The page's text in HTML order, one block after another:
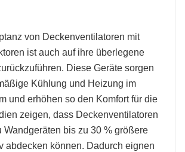
von Deckenventilatoren mit
ist auch auf ihre überlegene
Diese Geräte sorgen
Kühlung und Heizung im
und erhöhen so den Komfort für die
zeigen, dass Deckenventilatoren
Wandgeräten bis zu 30 % größere
abdecken können. Dadurch eignen